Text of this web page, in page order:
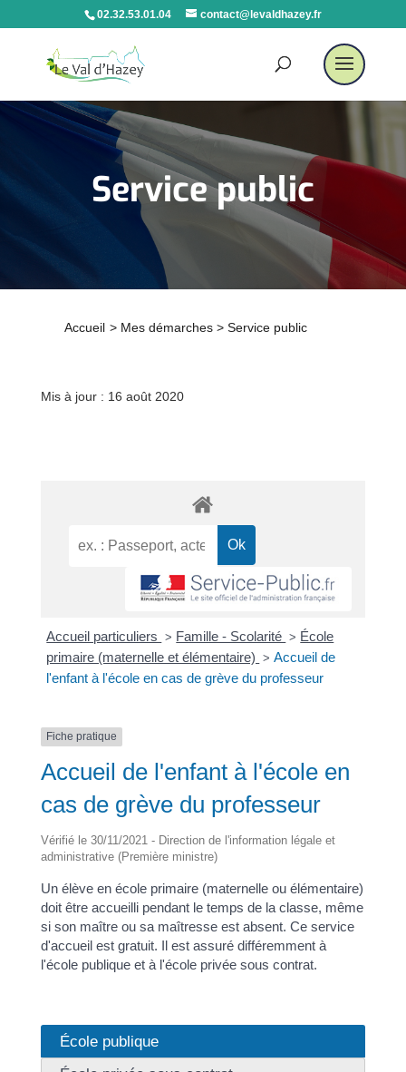
02.32.53.01.04 contact@levaldhazey.fr
Service public
Accueil > Mes démarches > Service public
Mis à jour : 16 août 2020
Accueil particuliers > Famille - Scolarité > École
primaire (maternelle et élémentaire) > Accueil de
l'enfant à l'école en cas de grève du professeur
Fiche pratique
Accueil de l'enfant à l'école en
cas de grève du professeur
Vérifié le 30/11/2021 - Direction de l'information légale et
administrative (Première ministre)
Un élève en école primaire (maternelle ou élémentaire)
doit être accueilli pendant le temps de la classe, même
si son maître ou sa maîtresse est absent. Ce service
d'accueil est gratuit. Il est assuré différemment à
l'école publique et à l'école privée sous contrat.
École publique